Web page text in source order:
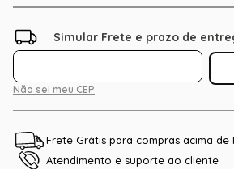
Não sei meu CEP
Frete Grátis para compras acima de
Atendimento e suporte ao cliente